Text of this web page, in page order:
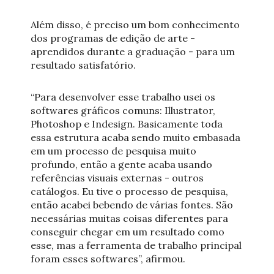
Além disso, é preciso um bom conhecimento
dos programas de edição de arte -
aprendidos durante a graduação - para um
resultado satisfatório.
“Para desenvolver esse trabalho usei os
softwares gráficos comuns: Illustrator,
Photoshop e Indesign. Basicamente toda
essa estrutura acaba sendo muito embasada
em um processo de pesquisa muito
profundo, então a gente acaba usando
referências visuais externas - outros
catálogos. Eu tive o processo de pesquisa,
então acabei bebendo de várias fontes. São
necessárias muitas coisas diferentes para
conseguir chegar em um resultado como
esse, mas a ferramenta de trabalho principal
foram esses softwares”, afirmou.